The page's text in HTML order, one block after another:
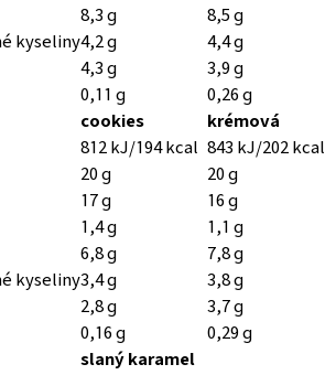
8,3 g 8,5 g
kyseliny4,2 g 4,4 g
4,3 g 3,9 g
0,11 g 0,26 g
cookies
krémová
812 kJ/194 kcal 843 kJ/202 kcal
20 g 20 g
17 g 16 g
1,4 g 1,1 g
6,8 g 7,8 g
kyseliny3,4 g 3,8 g
2,8 g 3,7 g
0,16 g 0,29 g
slaný karamel